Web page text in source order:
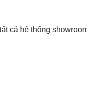
cả hệ thống